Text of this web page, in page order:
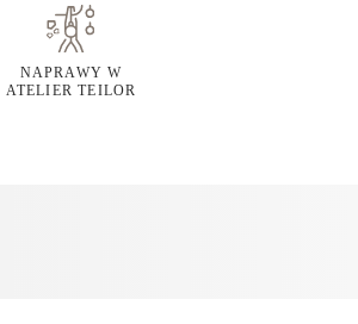
NAPRAWY W
ATELIER TEILOR